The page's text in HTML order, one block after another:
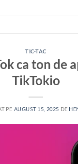
TIC-TAC
ca ton de
TikTokio
PE AUGUST 15, 2025 DE